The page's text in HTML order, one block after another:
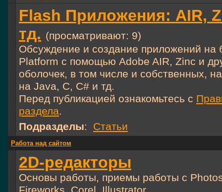
Flash Приложения: AIR,
тд. (просматривают: 9)
Обсуждение и создание приложений на
Platform с помощью Adobe AIR, Zinc и
оболочек, в том числе и собственных,
на Java, C, C# и тд.
Перед публикацией ознакомьтесь с
раздела.
Подразделы: Статьи
Работа над сайтом
2D-редакторы
Основы работы, приемы работы с